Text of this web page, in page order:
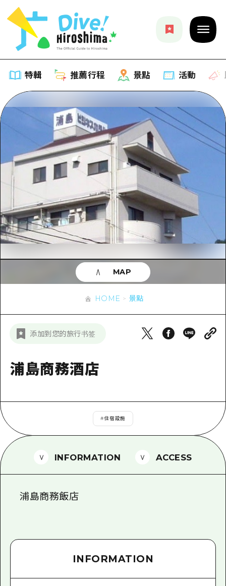
特輯 推薦行程 景點 活動
特輯
列表
推薦
藝術
活動·廟會
美食·酒水
騎自行車
購物
運動
夜晚生活
標準
治癒
推薦行程
列表
Dive! Hiroshima 官方向導
廣島隨意旅行
廣島市內
答對了
宮島周邊
短途旅行
一日遊
1晚2天
2晚3天
景點
列表
廣島市內
安芸
答對了
美北
東山口
活動
即時訊息
有用的信息
列表
超值遊覽門票
廣島免費 Wi-Fi
新聞
HOME 景點
添加到您的旅行书签
浦島商務酒店
#住宿設施
MAP
INFORMATION ACCESS
浦島商務飯店
INFORMATION